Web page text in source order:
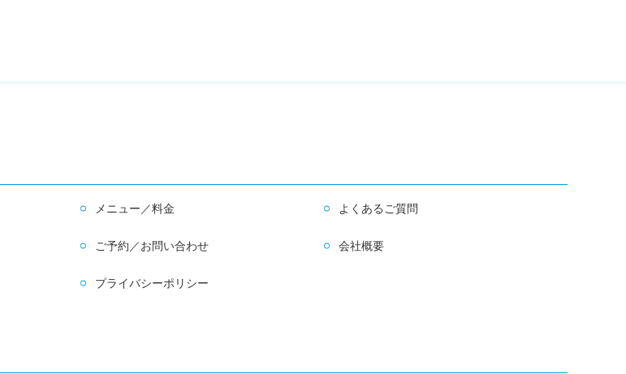
メニュー／料金 よくあるご質問
ご予約／お問い合わせ 会社概要
プライバシーポリシー